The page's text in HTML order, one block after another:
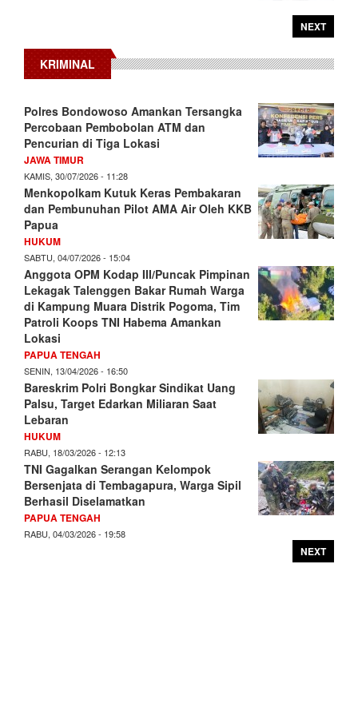
NEXT
KRIMINAL
Polres Bondowoso Amankan Tersangka
Percobaan Pembobolan ATM dan
Pencurian di Tiga Lokasi
JAWA TIMUR
KAMIS, 30/07/2026 - 11:28
Menkopolkam Kutuk Keras Pembakaran
dan Pembunuhan Pilot AMA Air Oleh KKB
Papua
HUKUM
SABTU, 04/07/2026 - 15:04
Anggota OPM Kodap III/Puncak Pimpinan
Lekagak Talenggen Bakar Rumah Warga
di Kampung Muara Distrik Pogoma, Tim
Patroli Koops TNI Habema Amankan
Lokasi
PAPUA TENGAH
SENIN, 13/04/2026 - 16:50
Bareskrim Polri Bongkar Sindikat Uang
Palsu, Target Edarkan Miliaran Saat
Lebaran
HUKUM
RABU, 18/03/2026 - 12:13
TNI Gagalkan Serangan Kelompok
Bersenjata di Tembagapura, Warga Sipil
Berhasil Diselamatkan
PAPUA TENGAH
RABU, 04/03/2026 - 19:58
NEXT